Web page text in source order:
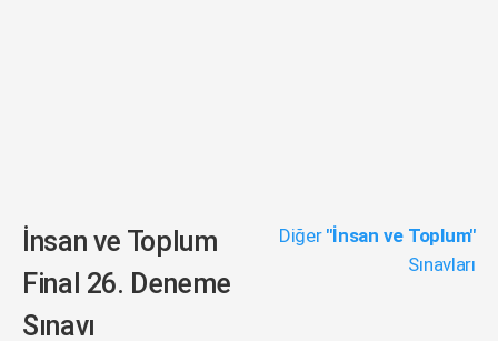
İnsan ve Toplum
Final 26. Deneme
Sınavı
Diğer "İnsan ve Toplum"
Sınavları